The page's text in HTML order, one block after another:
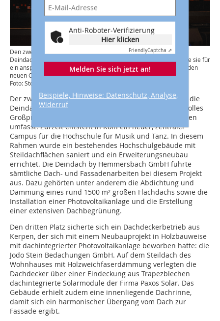
Den zweiten Platz in der Rubrik „Bestes Projekt“ sicherte sich die
Deindach by Hemmersbach GmbH aus Köln. Ausgezeichnet wurde sie für
ein anspruchsvolles Großprojekt mit Steil- und Flachdachflächen: den
neuen Campus für die Hochschule für Musik und Tanz in Köln
Foto: Stork Media
Der zweite Platz in der Rubrik „Bestes Projekt“ ging an die
Deindach by Hemmersbach GmbH für ein anspruchsvolles
Großprojekt, das sowohl Steil- als auch Flachdachflächen
umfasst: Zurzeit entsteht in Köln ein neuer, zentraler
Campus für die Hochschule für Musik und Tanz. In diesem
Rahmen wurde ein bestehendes Hochschulgebäude mit
Steildachflächen saniert und ein Erweiterungsneubau
errichtet. Die Deindach by Hemmersbach GmbH führte
sämtliche Dach- und Fassadenarbeiten bei diesem Projekt
aus. Dazu gehörten unter anderem die Abdichtung und
Dämmung eines rund 1500 m² großen Flachdachs sowie die
Installation einer Photovoltaikanlage und die Erstellung
einer extensiven Dachbegrünung.
Den dritten Platz sicherte sich ein Dachdeckerbetrieb aus
Kerpen, der sich mit einem Neubauprojekt in Holzbauweise
mit dachintegrierter Photovoltaikanlage beworben hatte: die
Jodo Stein Bedachungen GmbH. Auf dem Steildach des
Wohnhauses mit Holzweichfaserdämmung verlegten die
Dachdecker über einer Eindeckung aus Trapezblechen
dachintegrierte Solarmodule der Firma Paxos Solar. Das
Gebäude erhielt zudem eine innenliegende Dachrinne,
damit sich ein harmonischer Übergang vom Dach zur
Fassade ergibt.
Anti-Roboter-Verifizierung
Hier klicken
FriendlyCaptcha ⇗
Melden Sie sich jetzt an!
Beispiele, Hinweise: Datenschutz, Analyse,
Widerruf